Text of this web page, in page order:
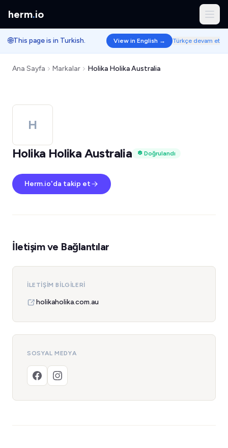
herm.io
🌐This page is in Turkish. View in English → Türkçe devam et
Ana Sayfa Markalar Holika Holika Australia
H
Holika Holika Australia
Doğrulandı
Herm.io'da takip et
İletişim ve Bağlantılar
İLETIŞIM BILGILERI
holikaholika.com.au
SOSYAL MEDYA